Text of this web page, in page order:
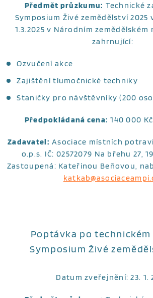
Předmět průzkumu: Technické
Symposium Živé zemědělství 2025
1.3.2025 v Národním zemědělském
zahrnující:
Ozvučení akce
Zajištění tlumočnické techniky
Staničky pro návštěvníky (200
Předpokládaná cena: 140 000
Zadavatel: Asociace místních
o.p.s. IČ: 02572079 Na břehu 27,
Zastoupená: Kateřinou Beňovou,
Poptávka po
Symposium Živé
Datum zveřejnění: 23. 1.